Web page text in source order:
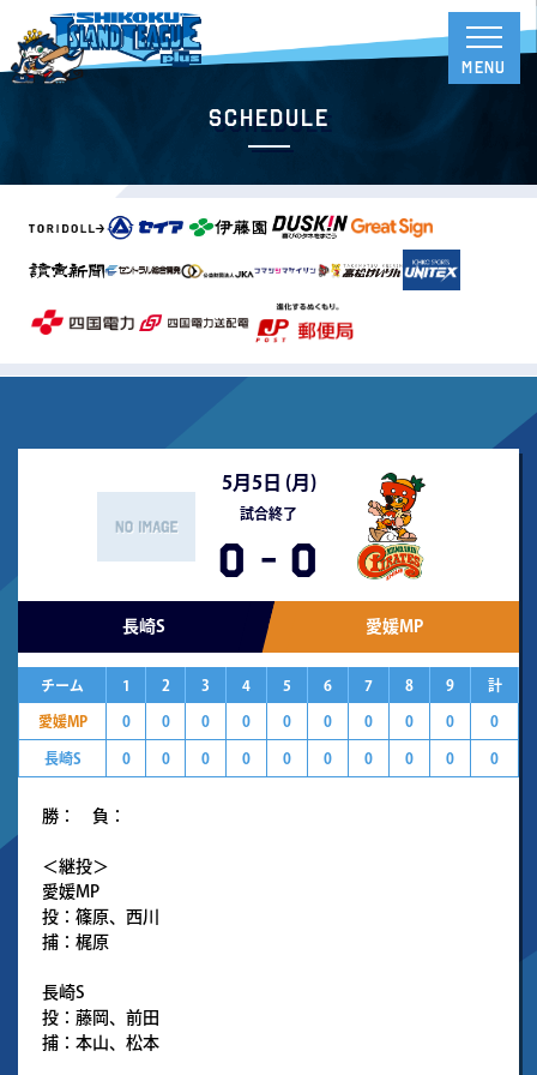
Schedule
5月5日 (月 )
試合終了
0 - 0
長崎S 愛媛MP
チーム 1 2 3 4 5 6 7 8 9 計
愛媛MP 0 0 0 0 0 0 0 0 0 0
長崎S 0 0 0 0 0 0 0 0 0 0
勝： 負：
＜継投＞
愛媛MP
投：篠原、西川
捕：梶原
長崎S
投：藤岡、前田
捕：本山、松本